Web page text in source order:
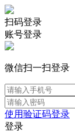
扫码登录
账号登录
微信扫一扫登录
使用验证码登录
登录